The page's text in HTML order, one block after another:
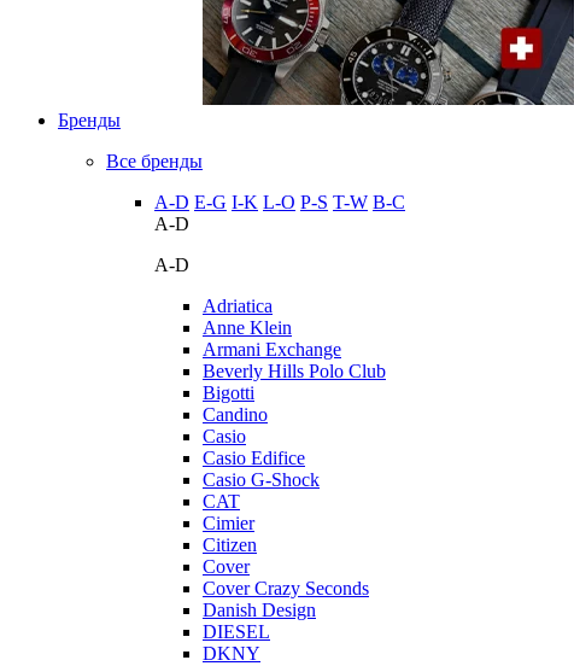
Бренды
Все бренды
A-D E-G I-K L-O P-S T-W В-С
A-D
A-D
Adriatica
Anne Klein
Armani Exchange
Beverly Hills Polo Club
Bigotti
Candino
Casio
Casio Edifice
Casio G-Shock
CAT
Cimier
Citizen
Cover
Cover Crazy Seconds
Danish Design
DIESEL
DKNY